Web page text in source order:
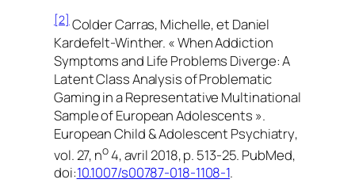
[2]Colder Carras, Michelle, et Daniel
Kardefelt-Winther. « When Addiction
Symptoms and Life Problems Diverge: A
Latent Class Analysis of Problematic
Gaming in a Representative Multinational
Sample of European Adolescents ».
European Child & Adolescent Psychiatry,
vol. 27, no4, avril 2018, p. 513‑25. PubMed,
doi:10.1007/s00787-018-1108-1.